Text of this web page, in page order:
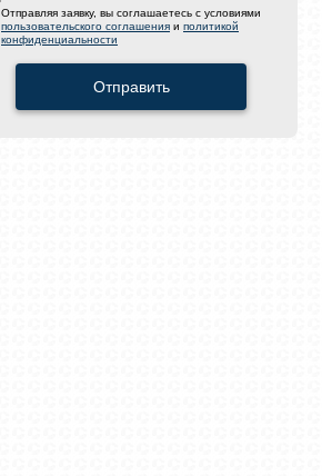
Отправляя заявку, вы соглашаетесь с условиями
пользовательского соглашения и политикой
конфиденциальности
Отправить